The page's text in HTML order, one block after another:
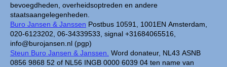
bevoegdheden, overheidsoptreden en andere
staatsaangelegenheden.
Buro Jansen & Janssen Postbus 10591, 1001EN Amsterdam,
020-6123202, 06-34339533, signal +31684065516,
info@burojansen.nl (pgp)
Steun Buro Jansen & Janssen. Word donateur, NL43 ASNB
0856 9868 52 of NL56 INGB 0000 6039 04 ten name van